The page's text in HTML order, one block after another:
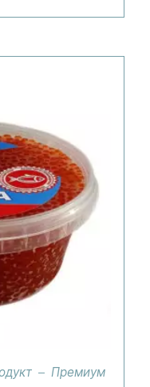
Премиум